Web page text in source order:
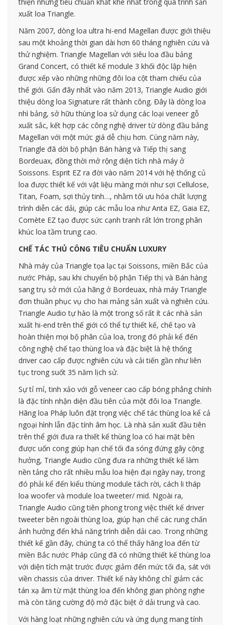
xuất loa Triangle.
Năm 2007, dòng loa ultra hi-end Magellan được giới thiệu
sau một khoảng thời gian dài hơn 60 tháng nghiên cứu và
thử nghiệm. Triangle Magellan với siêu loa đầu bảng
Grand Concert, có thiết kế module 3 khối độc lập hiện
được xếp vào những những đôi loa cột tham chiếu của
thế giới. Gấn đây nhất vào năm 2013, Triangle Audio giới
thiệu dòng loa Signature rất thành công. Đây là dòng loa
nhì bảng, sở hữu thùng loa sử dụng các loại veneer gỗ
xuất sắc, kết hợp các công nghệ driver từ dòng đầu bảng
Magellan với một mức giá dễ chịu hơn. Cùng năm này,
Triangle đã dời bộ phận Bán hàng và Tiếp thị sang
Bordeuax, đồng thời mở rộng diện tích nhà máy ở
Soissons. Esprit EZ ra đời vào năm 2014 với hệ thống củ
loa được thiết kế với vật liệu màng mới như sợi Cellulose,
Titan, Foam, sợi thủy tinh…, nhằm tối ưu hóa chất lượng
trình diễn các dải, giúp các mẫu loa như Anta EZ, Gaia EZ,
Comète EZ tạo được sức cạnh tranh rất lớn trong phân
khúc loa tầm trung cao.
CHẾ TÁC THỦ CÔNG TIÊU CHUẨN LUXURY
Nhà máy của Triangle tọa lạc tại Soissons, miền Bắc của
nước Pháp, sau khi chuyển bộ phận Tiếp thị và Bán hàng
sang trụ sở mới của hãng ở Bordeuax, nhà máy Triangle
đơn thuần phục vụ cho hai mảng sản xuất và nghiên cứu.
Triangle Audio tự hào là một trong số rất ít các nhà sản
xuất hi-end trên thế giới có thể tự thiết kế, chế tạo và
hoàn thiện mọi bộ phân của loa, trong đó phải kể đến
công nghệ chế tạo thùng loa và đặc biệt là hệ thống
driver cao cấp được nghiên cứu và cải tiến gần như liên
tục trong suốt 35 năm lịch sử.
Sự tỉ mỉ, tinh xảo với gỗ veneer cao cấp bóng phẳng chính
là đặc tính nhận diện đầu tiên của một đôi loa Triangle.
Hãng loa Pháp luôn đặt trọng việc chế tác thùng loa kể cả
ngoại hình lẫn đặc tính âm học. Là nhà sản xuất đầu tiên
trên thể giới đưa ra thiết kế thùng loa có hai mặt bên
được uốn cong giúp hạn chế tối đa sóng đứng gây cộng
hưởng, Triangle Audio cũng đưa ra những thiết kế làm
nền tảng cho rất nhiều mẫu loa hiện đại ngày nay, trong
đó phải kể đến kiểu thùng module tách rời, cách li tháp
loa woofer và module loa tweeter/ mid. Ngoài ra,
Triangle Audio cũng tiên phong trong việc thiết kế driver
tweeter bên ngoài thùng loa, giúp hạn chế các rung chấn
ảnh hưởng đến khả năng trình diễn dải cao. Trong những
thiết kế gần đây, chúng ta có thể thấy hãng loa đến từ
miền Bắc nước Pháp cũng đã có những thiết kế thùng loa
với diện tích mặt trước được giảm đến mức tối đa, sát với
viền chassis của driver. Thiết kế này không chỉ giảm các
tán xạ âm từ mặt thùng loa đến không gian phòng nghe
mà còn tăng cường độ mở đặc biệt ở dải trung và cao.
Với hàng loạt những nghiên cứu và ứng dụng mang tính